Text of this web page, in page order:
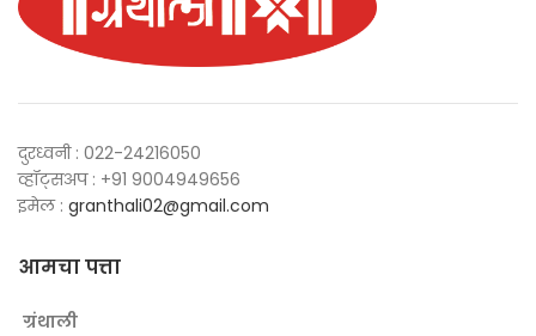
दुरध्वनी : 022-24216050
व्हॉट्सअप : +91 9004949656
इमेल : granthali02@gmail.com
आमचा पत्ता
ग्रंथाली